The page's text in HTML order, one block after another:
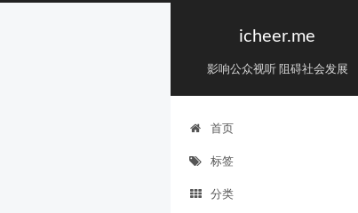
icheer.me
影响公众视听 阻碍社会发展
首页
标签
分类